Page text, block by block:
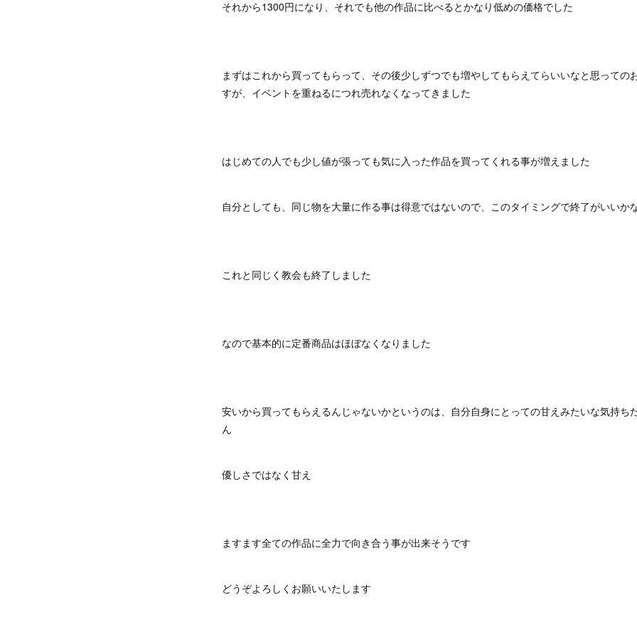
それから1300円になり、それでも他の作品に比べるとかなり低めの価格でした
まずはこれから買ってもらって、その後少しずつでも増やしてもらえてらいいなと思っての
すが、イベントを重ねるにつれ売れなくなってきました
はじめての人でも少し値が張っても気に入った作品を買ってくれる事が増えました
自分としても、同じ物を大量に作る事は得意ではないので、このタイミングで終了がいいか
これと同じく教会も終了しました
なので基本的に定番商品はほぼなくなりました
安いから買ってもらえるんじゃないかというのは、自分自身にとっての甘えみたいな気持ち
ん
優しさではなく甘え
ますます全ての作品に全力で向き合う事が出来そうです
どうぞよろしくお願いいたします